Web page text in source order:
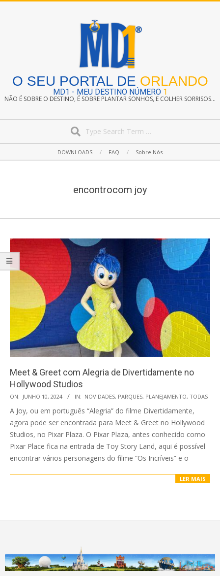
O SEU PORTAL DE ORLANDO
MD1 - MEU DESTINO NÚMERO 1
NÃO É SOBRE O DESTINO, É SOBRE PLANTAR SONHOS, E COLHER SORRISOS...
Navigation
DOWNLOADS FAQ Sobre Nós
encontrocom joy
Meet & Greet com Alegria de Divertidamente no
Hollywood Studios
2024-
06-
10
ON: JUNHO 10, 2024 IN: NOVIDADES, PARQUES, PLANEJAMENTO, TODAS
A Joy, ou em português “Alegria” do filme Divertidamente,
agora pode ser encontrada para Meet & Greet no Hollywood
Studios, no Pixar Plaza. O Pixar Plaza, antes conhecido como
Pixar Place fica na entrada de Toy Story Land, aqui é possível
encontrar vários personagens do filme “Os Incríveis” e o
LER MAIS